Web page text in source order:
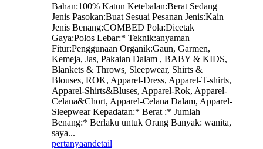
Bahan:100% Katun Ketebalan:Berat Sedang
Jenis Pasokan:Buat Sesuai Pesanan Jenis:Kain
Jenis Benang:COMBED Pola:Dicetak
Gaya:Polos Lebar:* Teknik:anyaman
Fitur:Penggunaan Organik:Gaun, Garmen,
Kemeja, Jas, Pakaian Dalam , BABY & KIDS,
Blankets & Throws, Sleepwear, Shirts &
Blouses, ROK, Apparel-Dress, Apparel-T-shirts,
Apparel-Shirts&Bluses, Apparel-Rok, Apparel-
Celana&Chort, Apparel-Celana Dalam, Apparel-
Sleepwear Kepadatan:* Berat :* Jumlah
Benang:* Berlaku untuk Orang Banyak: wanita,
saya...
pertanyaandetail